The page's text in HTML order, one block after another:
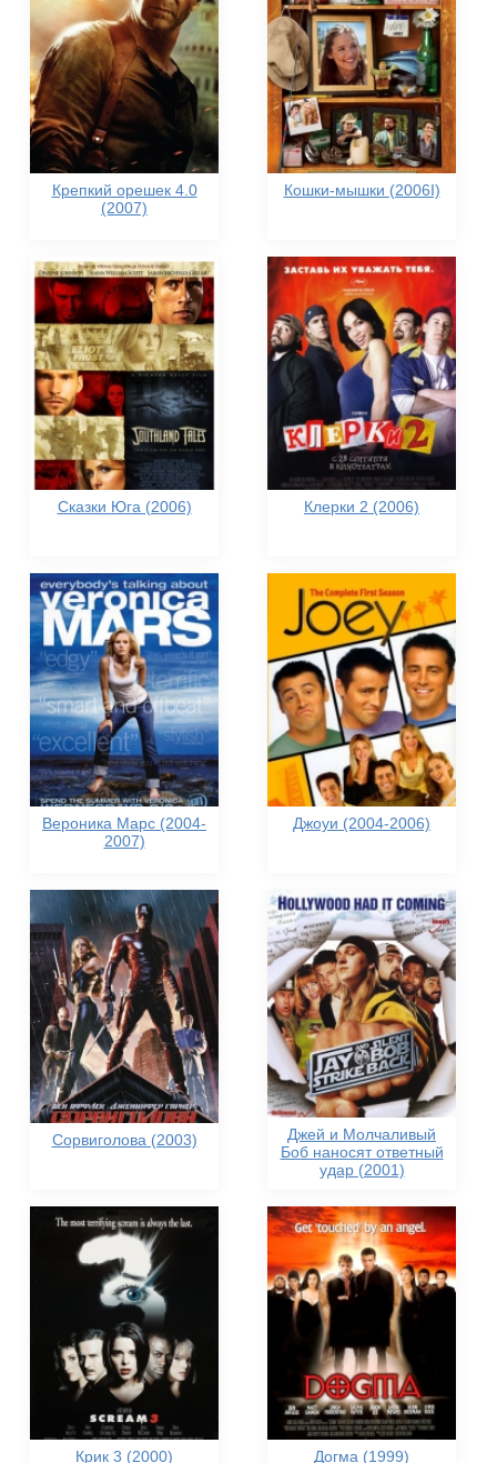
Крепкий орешек 4.0
(2007)
Кошки-мышки (2006I)
Сказки Юга (2006) Клерки 2 (2006)
Вероника Марс (2004-
2007)
Джоуи (2004-2006)
Сорвиголова (2003)
Джей и Молчаливый
Боб наносят ответный
удар (2001)
Крик 3 (2000) Догма (1999)